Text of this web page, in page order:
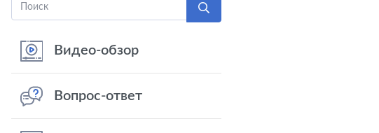
Видео-обзор
Вопрос-ответ